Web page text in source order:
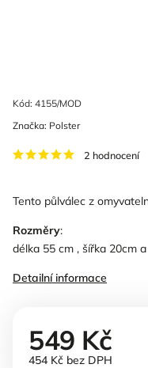
Kód: 4155/MOD
2 hodnocení
Tento půlválec z
Rozměry:
délka 55 cm , šířka 20cm
Detailní informace
Značka: Polster
549 Kč
454 Kč bez DPH